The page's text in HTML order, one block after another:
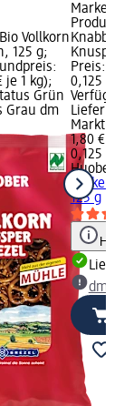
Vollkorn
125 g;
je 1 kg);
Grün
Grau dm
Marke:
Preis:
0,125 kg
Markt
1,80 €
0,125 kg
Huober
Dinkel
125 g
dm